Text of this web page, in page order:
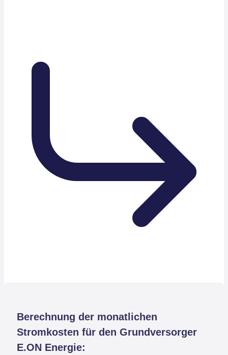
Berechnung der monatlichen
Stromkosten für den Grundversorger
E.ON Energie: